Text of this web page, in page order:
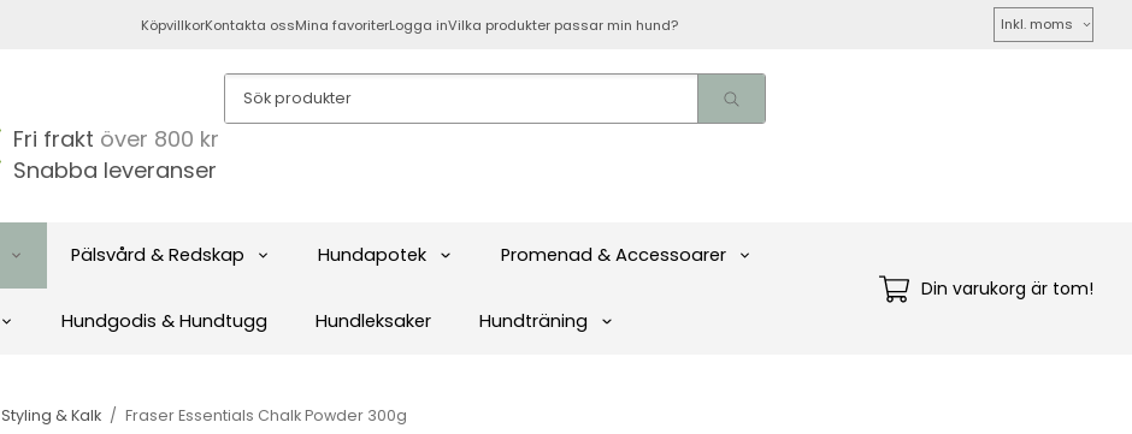
KöpvillkorKontakta ossMina favoriterLogga inVilka produkter passar min hund?
Välj
moms
Fri frakt över 800 kr
Snabba leveranser
Pälsvård & Redskap Hundapotek Promenad & Accessoarer
Hundgodis & Hundtugg Hundleksaker Hundträning
Din varukorg är tom!
Styling & Kalk / Fraser Essentials Chalk Powder 300g